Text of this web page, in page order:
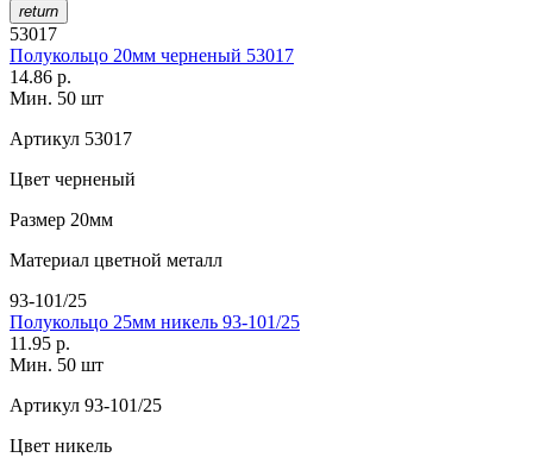
return
53017
Полукольцо 20мм черненый 53017
14.86 р.
Мин. 50 шт
Артикул 53017
Цвет черненый
Размер 20мм
Материал цветной металл
93-101/25
Полукольцо 25мм никель 93-101/25
11.95 р.
Мин. 50 шт
Артикул 93-101/25
Цвет никель